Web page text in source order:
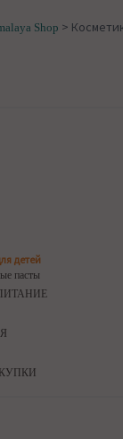
Shop >
детей
пасты